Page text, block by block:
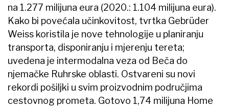
na 1.277 milijuna eura (2020.: 1.104 milijuna eura).
Kako bi povećala učinkovitost, tvrtka Gebrüder
Weiss koristila je nove tehnologije u planiranju
transporta, disponiranju i mjerenju tereta;
uvedena je intermodalna veza od Beča do
njemačke Ruhrske oblasti. Ostvareni su novi
rekordi pošiljki u svim proizvodnim područjima
cestovnog prometa. Gotovo 1,74 milijuna Home